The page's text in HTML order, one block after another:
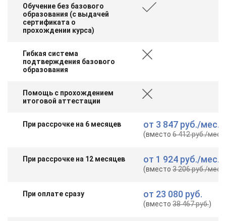
Обучение без базового
образования (с выдачей
сертификата о
прохождении курса)
Гибкая система
подтверждения базового
образования
Помощь с прохождением
итоговой аттестации
При рассрочке на 6 месяцев от 3 847 руб./мес.
(вместо6 412 руб./мес.
При рассрочке на 12 месяцев от 1 924 руб./мес.
(вместо3 206 руб./мес.
При оплате сразу от 23 080 руб.
(вместо38 467 руб.)